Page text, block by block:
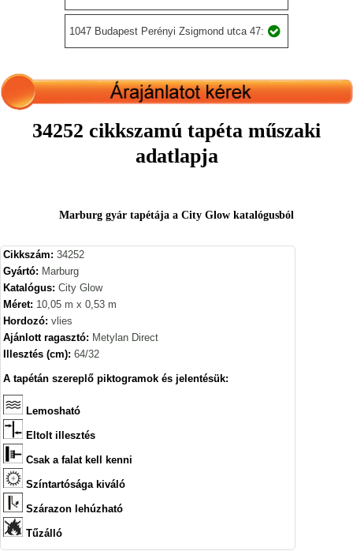
1047 Budapest Perényi Zsigmond utca 47:
34252 cikkszamú tapéta műszaki
adatlapja
Marburg gyár tapétája a City Glow katalógusból
Cikkszám: 34252
Gyártó: Marburg
Katalógus: City Glow
Méret: 10,05 m x 0,53 m
Hordozó: vlies
Ajánlott ragasztó: Metylan Direct
Illesztés (cm): 64/32
A tapétán szereplő piktogramok és jelentésük:
Lemosható
Eltolt illesztés
Csak a falat kell kenni
Színtartósága kiváló
Szárazon lehúzható
Tűzálló